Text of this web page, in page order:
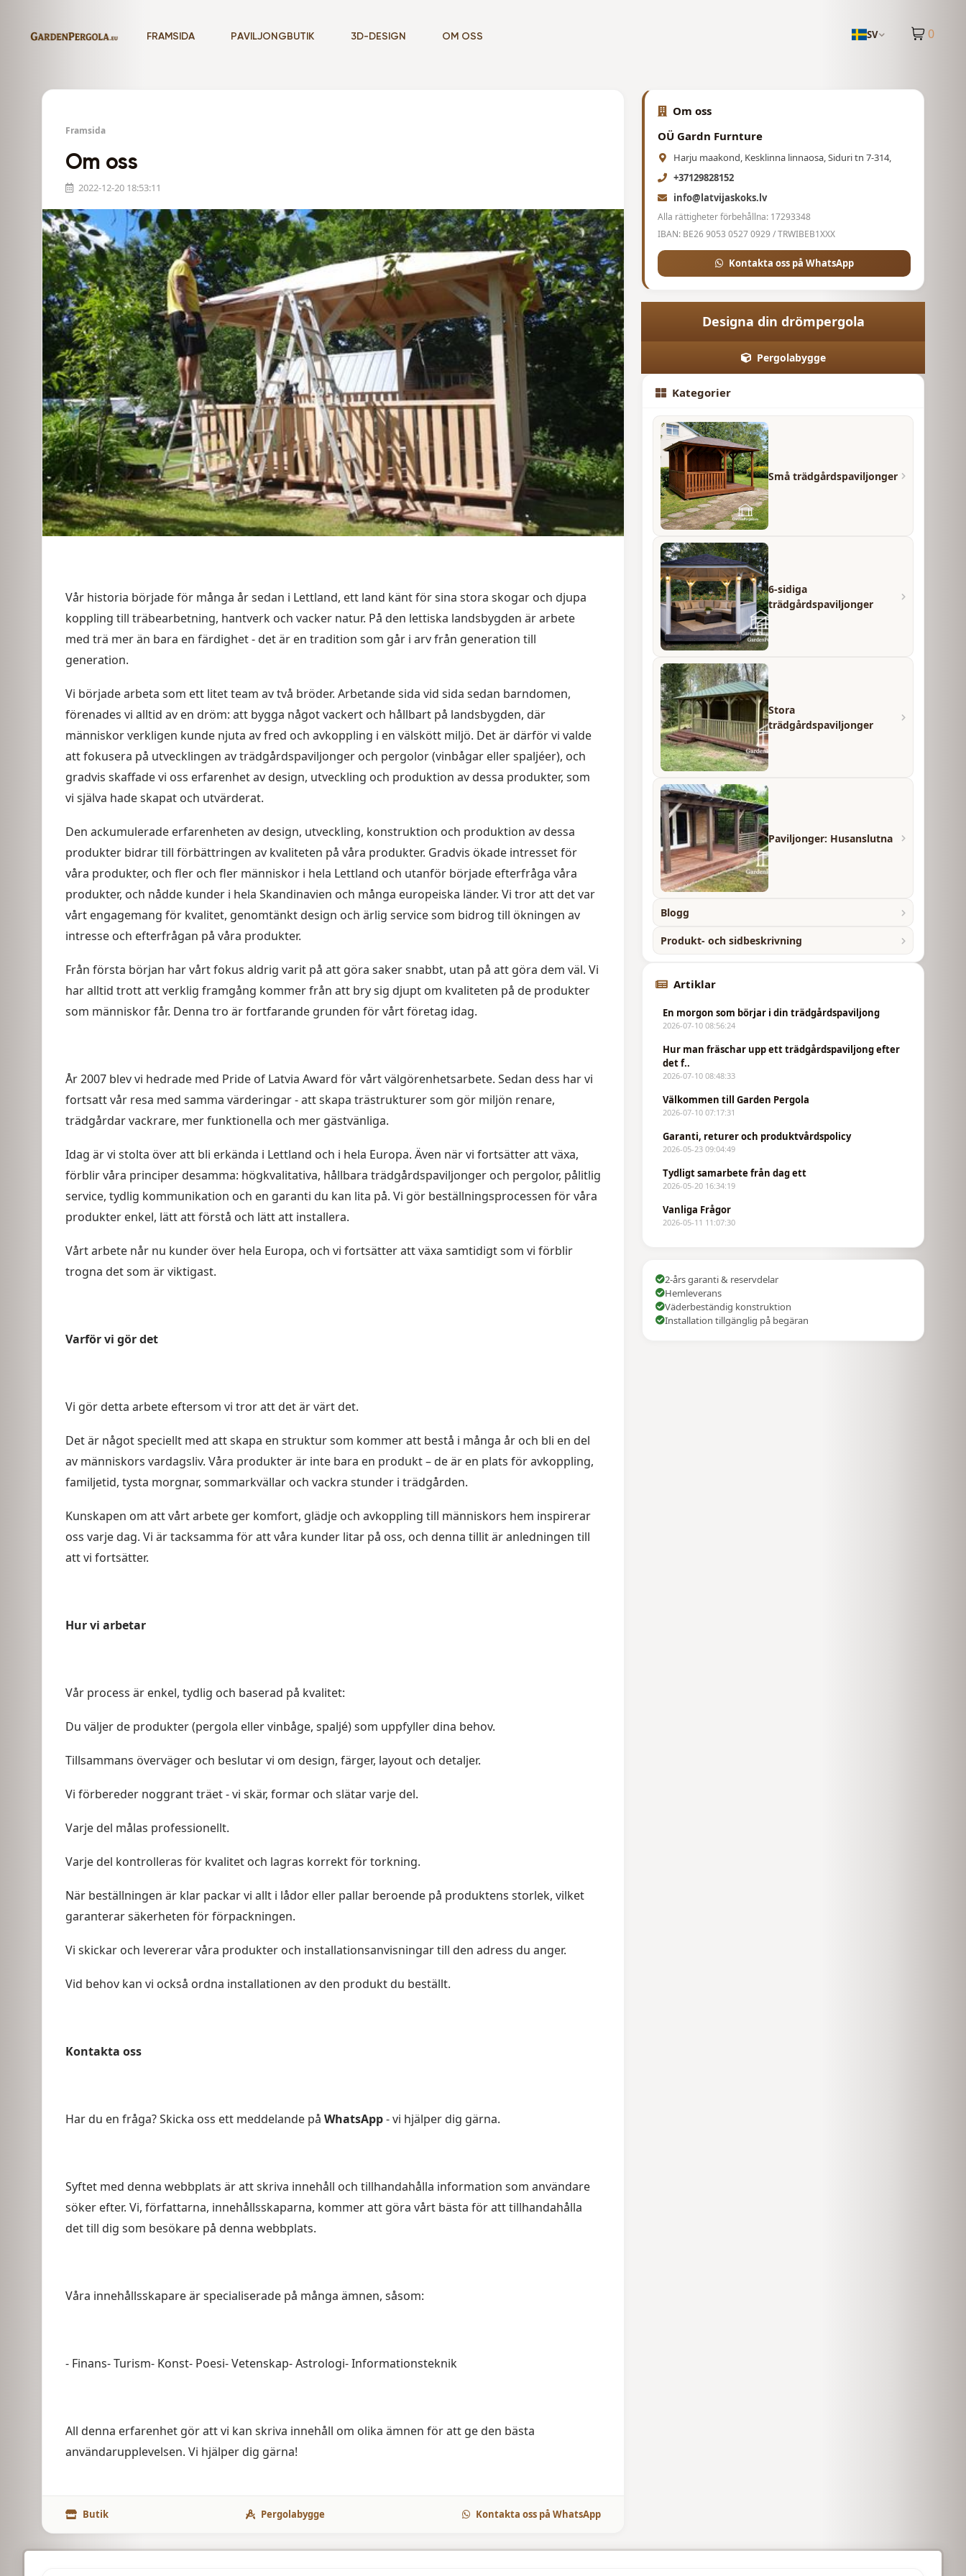
FRAMSIDA PAVILJONGBUTIK 3D-DESIGN OM OSS SV 0
Framsida
Om oss
2022-12-20 18:53:11
Vår historia började för många år sedan i Lettland, ett land känt för sina stora skogar och djupa
koppling till träbearbetning, hantverk och vacker natur. På den lettiska landsbygden är arbete
med trä mer än bara en färdighet - det är en tradition som går i arv från generation till
generation.
Vi började arbeta som ett litet team av två bröder. Arbetande sida vid sida sedan barndomen,
förenades vi alltid av en dröm: att bygga något vackert och hållbart på landsbygden, där
människor verkligen kunde njuta av fred och avkoppling i en välskött miljö. Det är därför vi valde
att fokusera på utvecklingen av trädgårdspaviljonger och pergolor (vinbågar eller spaljéer), och
gradvis skaffade vi oss erfarenhet av design, utveckling och produktion av dessa produkter, som
vi själva hade skapat och utvärderat.
Den ackumulerade erfarenheten av design, utveckling, konstruktion och produktion av dessa
produkter bidrar till förbättringen av kvaliteten på våra produkter. Gradvis ökade intresset för
våra produkter, och fler och fler människor i hela Lettland och utanför började efterfråga våra
produkter, och nådde kunder i hela Skandinavien och många europeiska länder. Vi tror att det var
vårt engagemang för kvalitet, genomtänkt design och ärlig service som bidrog till ökningen av
intresse och efterfrågan på våra produkter.
Från första början har vårt fokus aldrig varit på att göra saker snabbt, utan på att göra dem väl. Vi
har alltid trott att verklig framgång kommer från att bry sig djupt om kvaliteten på de produkter
som människor får. Denna tro är fortfarande grunden för vårt företag idag.
År 2007 blev vi hedrade med Pride of Latvia Award för vårt välgörenhetsarbete. Sedan dess har vi
fortsatt vår resa med samma värderingar - att skapa trästrukturer som gör miljön renare,
trädgårdar vackrare, mer funktionella och mer gästvänliga.
Idag är vi stolta över att bli erkända i Lettland och i hela Europa. Även när vi fortsätter att växa,
förblir våra principer desamma: högkvalitativa, hållbara trädgårdspaviljonger och pergolor, pålitlig
service, tydlig kommunikation och en garanti du kan lita på. Vi gör beställningsprocessen för våra
produkter enkel, lätt att förstå och lätt att installera.
Vårt arbete når nu kunder över hela Europa, och vi fortsätter att växa samtidigt som vi förblir
trogna det som är viktigast.
Varför vi gör det
Vi gör detta arbete eftersom vi tror att det är värt det.
Det är något speciellt med att skapa en struktur som kommer att bestå i många år och bli en del
av människors vardagsliv. Våra produkter är inte bara en produkt – de är en plats för avkoppling,
familjetid, tysta morgnar, sommarkvällar och vackra stunder i trädgården.
Kunskapen om att vårt arbete ger komfort, glädje och avkoppling till människors hem inspirerar
oss varje dag. Vi är tacksamma för att våra kunder litar på oss, och denna tillit är anledningen till
att vi fortsätter.
Hur vi arbetar
Vår process är enkel, tydlig och baserad på kvalitet:
Du väljer de produkter (pergola eller vinbåge, spaljé) som uppfyller dina behov.
Tillsammans överväger och beslutar vi om design, färger, layout och detaljer.
Vi förbereder noggrant träet - vi skär, formar och slätar varje del.
Varje del målas professionellt.
Varje del kontrolleras för kvalitet och lagras korrekt för torkning.
När beställningen är klar packar vi allt i lådor eller pallar beroende på produktens storlek, vilket
garanterar säkerheten för förpackningen.
Vi skickar och levererar våra produkter och installationsanvisningar till den adress du anger.
Vid behov kan vi också ordna installationen av den produkt du beställt.
Kontakta oss
Har du en fråga? Skicka oss ett meddelande på WhatsApp- vi hjälper dig gärna.
Syftet med denna webbplats är att skriva innehåll och tillhandahålla information som användare
söker efter. Vi, författarna, innehållsskaparna, kommer att göra vårt bästa för att tillhandahålla
det till dig som besökare på denna webbplats.
Våra innehållsskapare är specialiserade på många ämnen, såsom:
- Finans- Turism- Konst- Poesi- Vetenskap- Astrologi- Informationsteknik
All denna erfarenhet gör att vi kan skriva innehåll om olika ämnen för att ge den bästa
användarupplevelsen. Vi hjälper dig gärna!
Butik Pergolabygge Kontakta oss på WhatsApp
Om oss
OÜ Gardn Furnture
Harju maakond, Kesklinna linnaosa, Siduri tn 7-314,
+37129828152
info@latvijaskoks.lv
Alla rättigheter förbehållna: 17293348
IBAN: BE26 9053 0527 0929 / TRWIBEB1XXX
Kontakta oss på WhatsApp
Designa din drömpergola
Pergolabygge
Kategorier
Små trädgårdspaviljonger
6-sidiga
trädgårdspaviljonger
Stora
trädgårdspaviljonger
Paviljonger: Husanslutna
Blogg
Produkt- och sidbeskrivning
Artiklar
En morgon som börjar i din trädgårdspaviljong
2026-07-10 08:56:24
Hur man fräschar upp ett trädgårdspaviljong efter
det f..
2026-07-10 08:48:33
Välkommen till Garden Pergola
2026-07-10 07:17:31
Garanti, returer och produktvårdspolicy
2026-05-23 09:04:49
Tydligt samarbete från dag ett
2026-05-20 16:34:19
Vanliga Frågor
2026-05-11 11:07:30
2-års garanti & reservdelar
Hemleverans
Väderbeständig konstruktion
Installation tillgänglig på begäran